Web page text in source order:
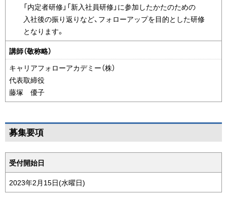
「内定者研修」「新入社員研修」に参加したかたのための
入社後の振り返りなど、フォローアップを目的とした研修
となります。
講師（敬称略）
キャリアフォローアカデミー（株）
代表取締役
藤塚 優子
ペ
ー
ジ
の
募集要項
条
件
表
受付開始日
2023年2月15日(水曜日)